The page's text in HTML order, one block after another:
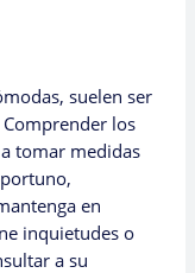
suelen ser
los
tomar medidas
en
inquietudes o
a su